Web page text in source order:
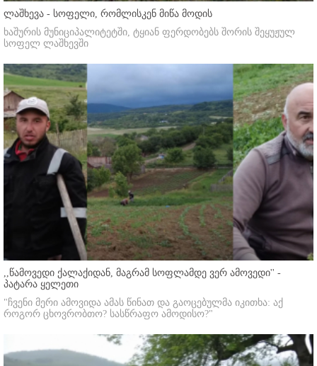
ლაშხევა - სოფელი, რომლისკენ მიწა მოდის
ხაშურის მუნიციპალიტეტში, ტყიან ფერდობებს შორის შეყუჟულ
სოფელ ლაშხევში
,,წამოვედი ქალაქიდან, მაგრამ სოფლამდე ვერ ამოვედი'' -
პატარა ყელეთი
"ჩვენი მერი ამოვიდა ამას წინათ და გაოცებულმა იკითხა: აქ
როგორ ცხოვრობთო? სასწრაფო ამოდისო?"